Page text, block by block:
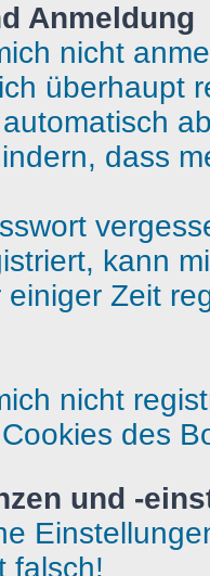
Anmeldung
nicht
überhaupt
dass
kann
Zeit
nicht
des
und -
falsch!